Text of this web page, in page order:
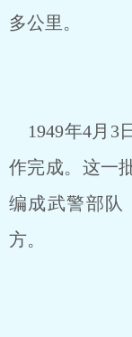
多公里。
1949年4月3
作完成。这一
编成武警部队
方。